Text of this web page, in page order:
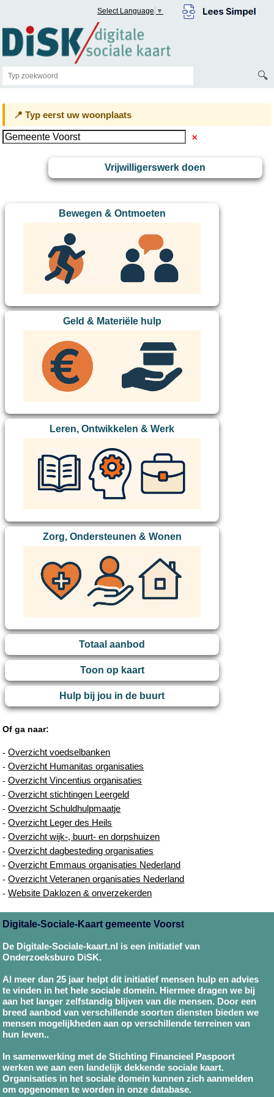
Select Language ▼
🔍
📍 Typ eerst uw woonplaats
✕
Vrijwilligerswerk doen
Bewegen & Ontmoeten
Geld & Materiële hulp
Leren, Ontwikkelen & Werk
Zorg, Ondersteunen & Wonen
Totaal aanbod
Toon op kaart
Hulp bij jou in de buurt
Of ga naar:
-Overzicht voedselbanken
-Overzicht Humanitas organisaties
-Overzicht Vincentius organisaties
-Overzicht stichtingen Leergeld
-Overzicht Schuldhulpmaatje
-Overzicht Leger des Heils
-Overzicht wijk-, buurt- en dorpshuizen
-Overzicht dagbesteding organisaties
-Overzicht Emmaus organisaties Nederland
-Overzicht Veteranen organisaties Nederland
-Website Daklozen & onverzekerden
Digitale-Sociale-Kaart gemeente Voorst
De Digitale-Sociale-kaart.nl is een initiatief van
Onderzoeksburo DiSK.
Al meer dan 25 jaar helpt dit initiatief mensen hulp en advies
te vinden in het hele sociale domein. Hiermee dragen we bij
aan het langer zelfstandig blijven van die mensen. Door een
breed aanbod van verschillende soorten diensten bieden we
mensen mogelijkheden aan op verschillende terreinen van
hun leven..
In samenwerking met de Stichting Financieel Paspoort
werken we aan een landelijk dekkende sociale kaart.
Organisaties in het sociale domein kunnen zich aanmelden
om opgenomen te worden in onze database.